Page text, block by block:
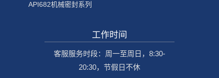
API682机械密封系列
工作时间
客服服务时段：周一至周日，8:30-
20:30，节假日不休